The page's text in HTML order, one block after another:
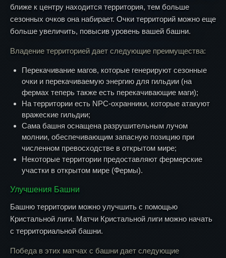
ближе к центру находится территория, тем больше
сезонных очков она набирает. Очки территорий можно еще
больше увеличить, повысив уровень вашей башни.
Владение территорией дает следующие преимущества:
Перекачивание магов, которые генерируют сезонные
очки и перекачиваемую энергию для гильдии (на
фермах теперь также есть перекачивающие маги);
На территории есть NPC-охранники, которые атакуют
вражеские гильдии;
Сама башня оснащена разрушительным лучом
молнии, обеспечивающим запасную позицию при
численном превосходстве в открытом мире;
Некоторые территории предоставляют фермерские
участки в открытом мире (Фермы).
Улучшения Башни
Башню территории можно улучшить с помощью
Кристальной лиги. Матчи Кристальной лиги можно начать
с территориальной башни.
Победа в этих матчах с башни дает следующие